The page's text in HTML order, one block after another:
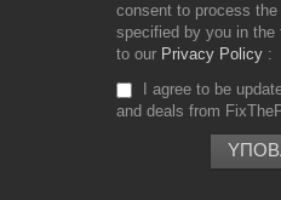
consent to process the
specified by you in the
to our Privacy Policy
I agree to be
and deals from